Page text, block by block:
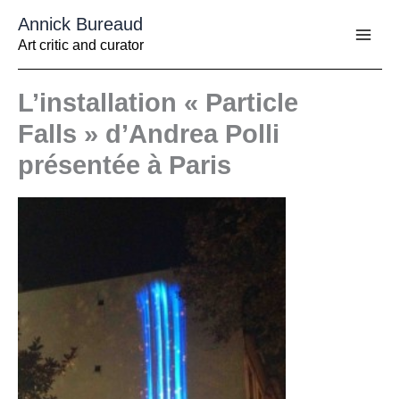
contenu
Annick Bureaud
Art critic and curator
L’installation « Particle
Falls » d’Andrea Polli
présentée à Paris